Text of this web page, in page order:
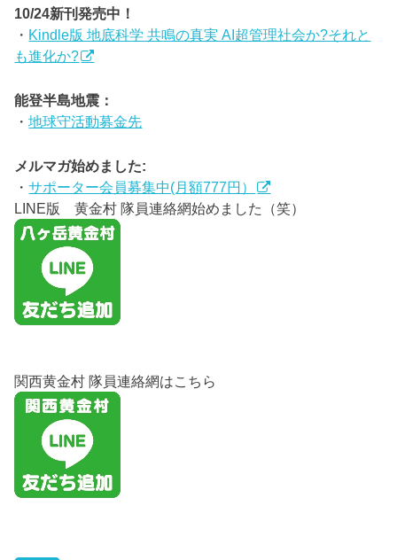
10/24新刊発売中！
・ Kindle版 地底科学 共鳴の真実 AI超管理社会か?それと
も進化か?
能登半島地震：
・地球守活動募金先
メルマガ始めました:
・サポーター会員募集中(月額777円）
LINE版 黄金村 隊員連絡網始めました（笑）
関西黄金村 隊員連絡網はこちら